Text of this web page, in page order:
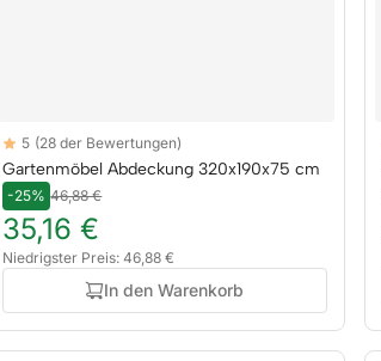
Reviews
5 out of 5 stars
5 (28 der Bewertungen)
Gartenmöbel Abdeckung 320x190x75 cm
-25% 46,88 €
35,16 €
Niedrigster Preis: 46,88 €
In den Warenkorb